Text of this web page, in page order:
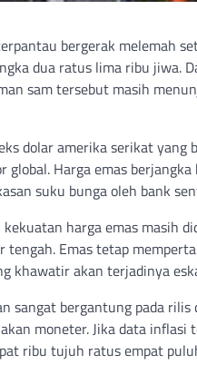
bergerak melemah
dua ratus lima ribu jiwa.
sam tersebut masih
dolar amerika serikat
Harga emas
suku bunga oleh bank
harga emas masih
Emas tetap
khawatir akan terjadinya
sangat bergantung pada
moneter. Jika data
ribu tujuh ratus empat